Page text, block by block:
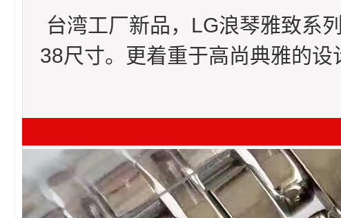
台湾工厂新品，LG浪琴雅致系
38尺寸。更着重于高尚典雅的